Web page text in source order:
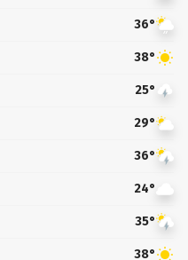
36°
38°
25°
29°
36°
24°
35°
38°